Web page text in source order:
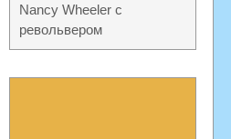
Nancy Wheeler с
револьвером